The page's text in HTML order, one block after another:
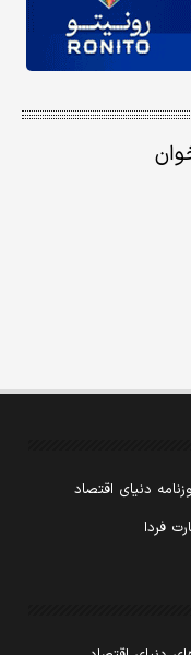
دنیای اقتصاد
فردا